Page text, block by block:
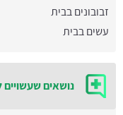
זבובונים בבית
עשים בבית
נושאים שעשויים